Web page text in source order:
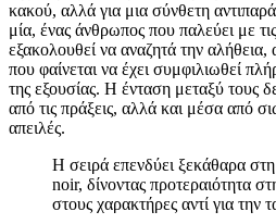
κακού, αλλά για μια σύνθετη
μία, ένας άνθρωπος που παλεύει με
εξακολουθεί να αναζητά την
που φαίνεται να έχει συμφιλιωθεί
της εξουσίας. Η ένταση μεταξύ τους
από τις πράξεις, αλλά και μέσα από
απειλές.
Η σειρά επενδύει ξεκάθαρα
noir, δίνοντας προτεραιότητα
στους χαρακτήρες αντί για την